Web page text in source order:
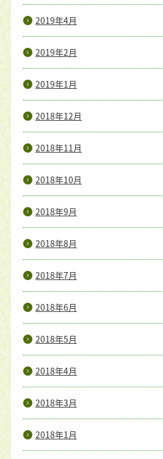
2019年4月
2019年2月
2019年1月
2018年12月
2018年11月
2018年10月
2018年9月
2018年8月
2018年7月
2018年6月
2018年5月
2018年4月
2018年3月
2018年1月